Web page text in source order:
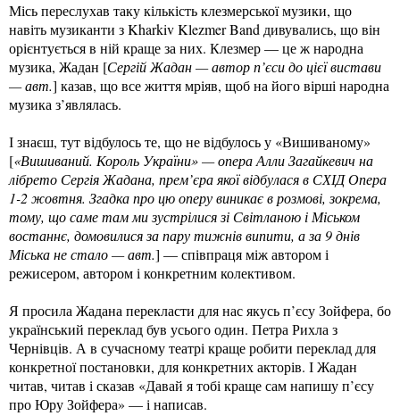
Місь переслухав таку кількість клезмерської музики, що
навіть музиканти з Kharkiv Klezmer Band дивувались, що він
орієнтується в ній краще за них. Клезмер — це ж народна
музика, Жадан [Сергій Жадан — автор п’єси до цієї вистави
— авт.] казав, що все життя мріяв, щоб на його вірші народна
музика з’являлась.
І знаєш, тут відбулось те, що не відбулось у «Вишиваному»
[«Вишиваний. Король України» — опера Алли Загайкевич на
лібрето Сергія Жадана, прем’єра якої відбулася в СХІД Опера
1-2 жовтня. Згадка про цю оперу виникає в розмові, зокрема,
тому, що саме там ми зустрілися зі Світланою і Міськом
востаннє, домовилися за пару тижнів випити, а за 9 днів
Міська не стало — авт.] — співпраця між автором і
режисером, автором і конкретним колективом.
Я просила Жадана перекласти для нас якусь п’єсу Зойфера, бо
український переклад був усього один. Петра Рихла з
Чернівців. А в сучасному театрі краще робити переклад для
конкретної постановки, для конкретних акторів. І Жадан
читав, читав і сказав «Давай я тобі краще сам напишу п’єсу
про Юру Зойфера» — і написав.